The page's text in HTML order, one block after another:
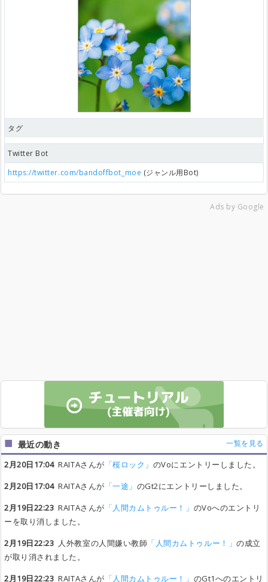
タグ
Twitter Bot
https://twitter.com/bandoffbot_moe (ジャンル用Bot)
Ads by Google
最近の動き 一覧を見る
2月20日17:04RAITAさんが 「桜ロック」 のVoにエントリーしました。
2月20日17:04RAITAさんが 「一途」 のGt2にエントリーしました。
2月19日22:23 RAITAさんが 「人間カムトゥルー！」 のVoへのエントリ
ーを取り消しました。
2月19日22:23 人外教室の人間嫌い教師 「人間カムトゥルー！」の成立
が取り消されました。
2月19日22:23 RAITAさんが 「人間カムトゥルー！」 のGt1へのエントリ